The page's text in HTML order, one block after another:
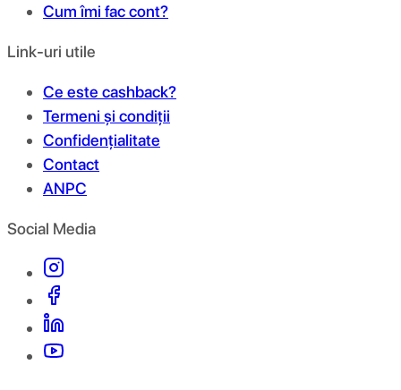
Cum îmi fac cont?
Link-uri utile
Ce este cashback?
Termeni și condiții
Confidențialitate
Contact
ANPC
Social Media